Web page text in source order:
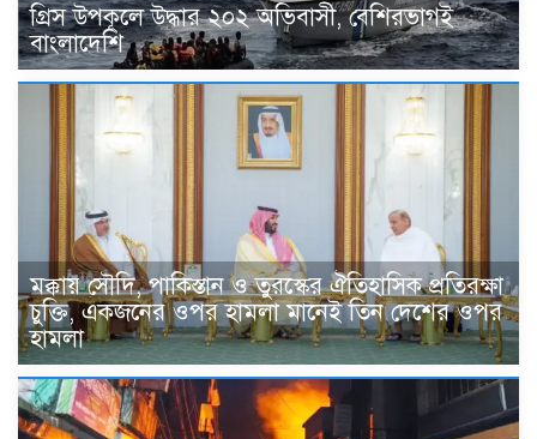
গ্রিস উপকূলে উদ্ধার ২০২ অভিবাসী, বেশিরভাগই
বাংলাদেশি
মক্কায় সৌদি, পাকিস্তান ও তুরস্কের ঐতিহাসিক প্রতিরক্ষা
চুক্তি, একজনের ওপর হামলা মানেই তিন দেশের ওপর
হামলা